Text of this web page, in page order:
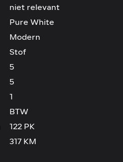
niet relevant
Pure White
Modern
Stof
5
5
1
BTW
122 PK
317 KM